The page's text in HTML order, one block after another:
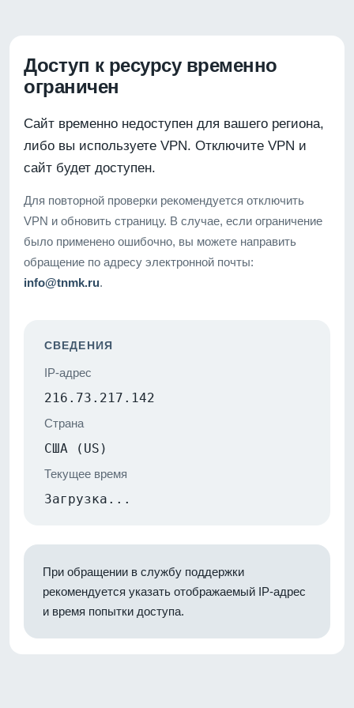
Доступ к ресурсу временно
ограничен
Сайт временно недоступен для вашего региона,
либо вы используете VPN. Отключите VPN и
сайт будет доступен.
Для повторной проверки рекомендуется отключить
VPN и обновить страницу. В случае, если ограничение
было применено ошибочно, вы можете направить
обращение по адресу электронной почты:
info@tnmk.ru.
СВЕДЕНИЯ
IP-адрес
216.73.217.142
Страна
США (US)
Текущее время
Загрузка...
При обращении в службу поддержки
рекомендуется указать отображаемый IP-адрес
и время попытки доступа.